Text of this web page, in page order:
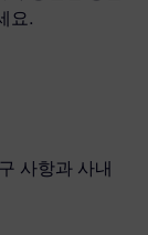
요.
사항과 사내